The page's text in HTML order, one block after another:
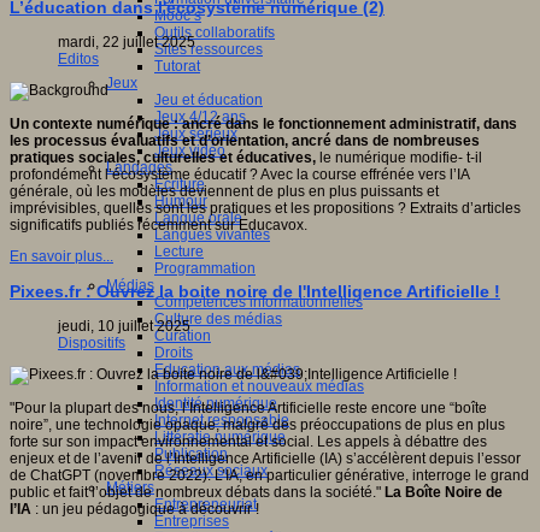
Mooc’s
Outils collaboratifs
Sites ressources
Tutorat
Jeux
Jeu et éducation
Jeux 4/12 ans
Jeux sérieux
Jeux vidéo
Langages
Ecriture
Humour
Langue orale
Langues vivantes
Lecture
Programmation
Médias
Compétences informationnelles
Culture des médias
Curation
Droits
Education aux médias
Information et nouveaux médias
Identité numérique
Internet responsable
Littératie numérique
Publication
Réseaux sociaux
Métiers
Entrepreneuriat
Entreprises
L’éducation dans l'écosystème numérique (2)
mardi, 22 juillet 2025
Editos
Un contexte numérique : ancré dans le fonctionnement administratif, dans
les processus évaluatifs et d’orientation, ancré dans de nombreuses
pratiques sociales, culturelles et éducatives, le numérique modifie- t-il
profondément l’écosystème éducatif ? Avec la course effrénée vers l’IA
générale, où les modèles deviennent de plus en plus puissants et
imprévisibles, quelles sont les pratiques et les propositions ? Extraits d’articles
significatifs publiés récemment sur Educavox.
En savoir plus...
Pixees.fr : Ouvrez la boite noire de l'Intelligence Artificielle !
jeudi, 10 juillet 2025
Dispositifs
"Pour la plupart des nous, l’Intelligence Artificielle reste encore une “boîte
noire”, une technologie opaque, malgré des préoccupations de plus en plus
forte sur son impact environnemental et social. Les appels à débattre des
enjeux et de l’avenir de l’Intelligence Artificielle (IA) s’accélèrent depuis l’essor
de ChatGPT (novembre 2022). L’IA, en particulier générative, interroge le grand
public et fait l’objet de nombreux débats dans la société." La Boîte Noire de
l’IA : un jeu pédagogique à découvrir !